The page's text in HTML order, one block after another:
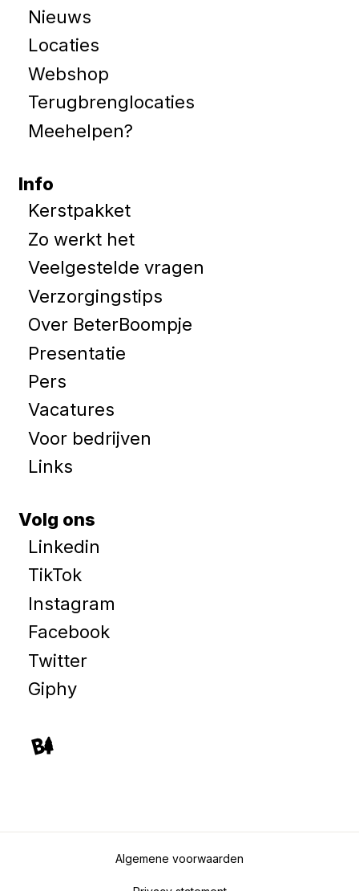
Nieuws
Locaties
Webshop
Terugbrenglocaties
Meehelpen?
Info
Kerstpakket
Zo werkt het
Veelgestelde vragen
Verzorgingstips
Over BeterBoompje
Presentatie
Pers
Vacatures
Voor bedrijven
Links
Volg ons
Linkedin
TikTok
Instagram
Facebook
Twitter
Giphy
Algemene voorwaarden